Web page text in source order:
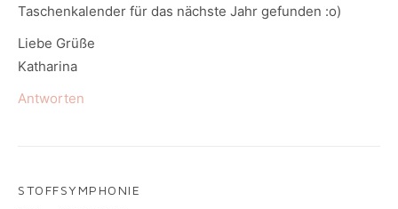
Taschenkalender für das nächste Jahr gefunden :o)
Liebe Grüße
Katharina
Antworten
STOFFSYMPHONIE